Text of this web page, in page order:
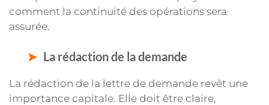
comment la continuité des opérations sera
assurée.
La rédaction de la demande
La rédaction de la lettre de demande revêt une
importance capitale. Elle doit être claire,